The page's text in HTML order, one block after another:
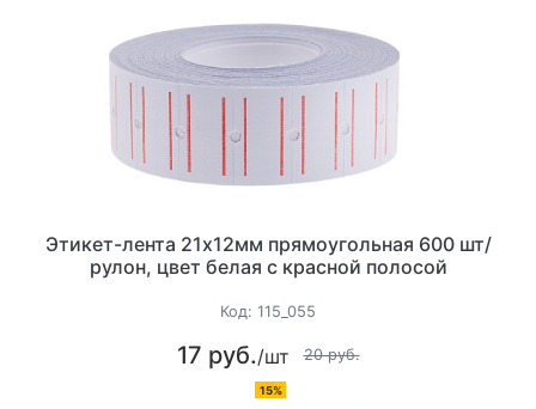
Этикет-лента 21х12мм прямоугольная 600 шт/
рулон, цвет белая с красной полосой
Код: 115_055
17 руб./шт 20 руб.
15%